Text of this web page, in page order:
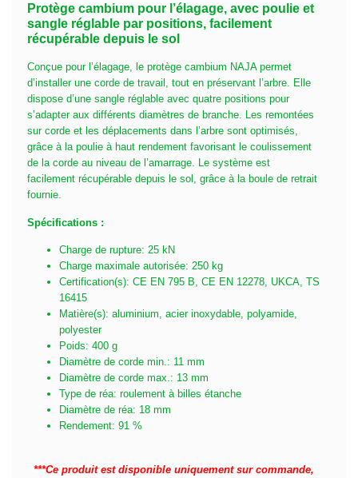
Protège cambium pour l’élagage, avec poulie et
sangle réglable par positions, facilement
récupérable depuis le sol
Conçue pour l’élagage, le protège cambium NAJA permet
d’installer une corde de travail, tout en préservant l’arbre. Elle
dispose d’une sangle réglable avec quatre positions pour
s’adapter aux différents diamètres de branche. Les remontées
sur corde et les déplacements dans l’arbre sont optimisés,
grâce à la poulie à haut rendement favorisant le coulissement
de la corde au niveau de l’amarrage. Le système est
facilement récupérable depuis le sol, grâce à la boule de retrait
fournie.
Spécifications :
Charge de rupture: 25 kN
Charge maximale autorisée: 250 kg
Certification(s): CE EN 795 B, CE EN 12278, UKCA, TS
16415
Matière(s): aluminium, acier inoxydable, polyamide,
polyester
Poids: 400 g
Diamètre de corde min.: 11 mm
Diamètre de corde max.: 13 mm
Type de réa: roulement à billes étanche
Diamètre de réa: 18 mm
Rendement: 91 %
***Ce produit est disponible uniquement sur commande,